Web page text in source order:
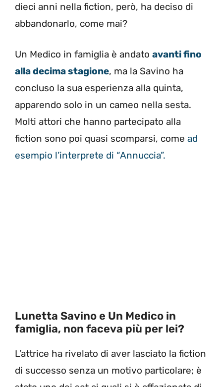
dieci anni nella fiction, però, ha deciso di
abbandonarlo, come mai?
Un Medico in famiglia è andato avanti fino
alla decima stagione, ma la Savino ha
concluso la sua esperienza alla quinta,
apparendo solo in un cameo nella sesta.
Molti attori che hanno partecipato alla
fiction sono poi quasi scomparsi, come ad
esempio l’interprete di “Annuccia”.
Lunetta Savino e Un Medico in
famiglia, non faceva più per lei?
L’attrice ha rivelato di aver lasciato la fiction
di successo senza un motivo particolare; è